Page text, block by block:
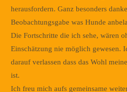
herausfordern. Ganz besonders
Beobachtungsgabe was Hunde
Die Fortschritte die ich sehe, wären
Einschätzung nie möglich gewesen.
darauf verlassen dass das Wohl
ist.
Ich freu mich aufs gemeinsame